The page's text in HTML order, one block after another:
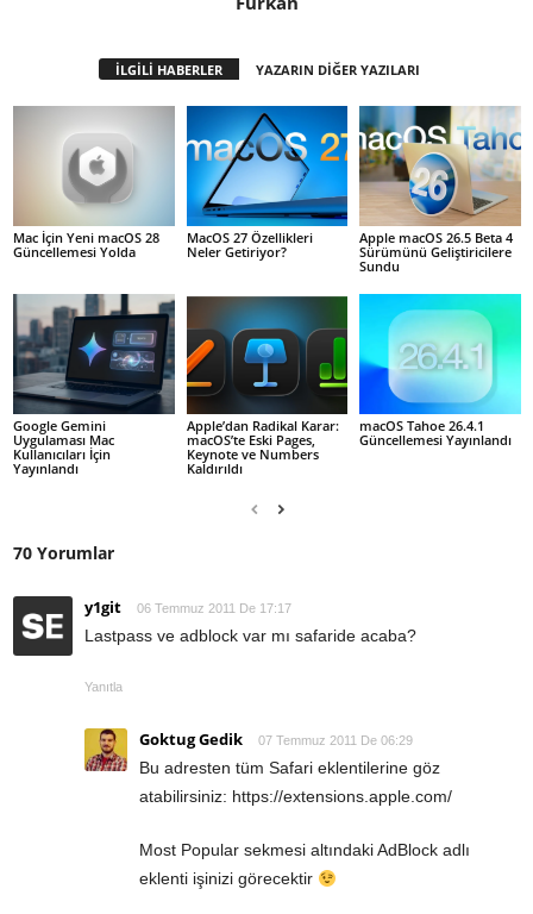
İLGİLİ HABERLER YAZARIN DİĞER YAZILARI
Mac İçin Yeni macOS 28
Güncellemesi Yolda
MacOS 27 Özellikleri
Neler Getiriyor?
Apple macOS 26.5 Beta 4
Sürümünü Geliştiricilere
Sundu
Google Gemini
Uygulaması Mac
Kullanıcıları İçin
Yayınlandı
Apple’dan Radikal Karar:
macOS’te Eski Pages,
Keynote ve Numbers
Kaldırıldı
macOS Tahoe 26.4.1
Güncellemesi Yayınlandı
70 Yorumlar
y1git 06 Temmuz 2011 De 17:17
Lastpass ve adblock var mı safaride acaba?
Yanıtla
Goktug Gedik 07 Temmuz 2011 De 06:29
Bu adresten tüm Safari eklentilerine göz
atabilirsiniz: https://extensions.apple.com/
Most Popular sekmesi altındaki AdBlock adlı
eklenti işinizi görecektir